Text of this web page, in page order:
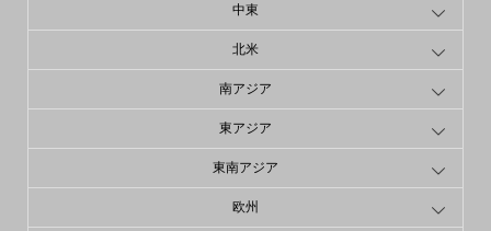
中東
北米
南アジア
東アジア
東南アジア
欧州